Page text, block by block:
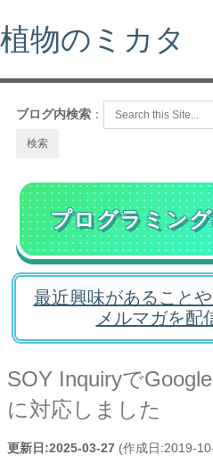
植物のミカタ
ブログ内検索 ：
プログラミン
最近興味があること
メルマガを配
SOY Inquiryで
に対応しました
更新日:2025-03-27 (作成日:2019-